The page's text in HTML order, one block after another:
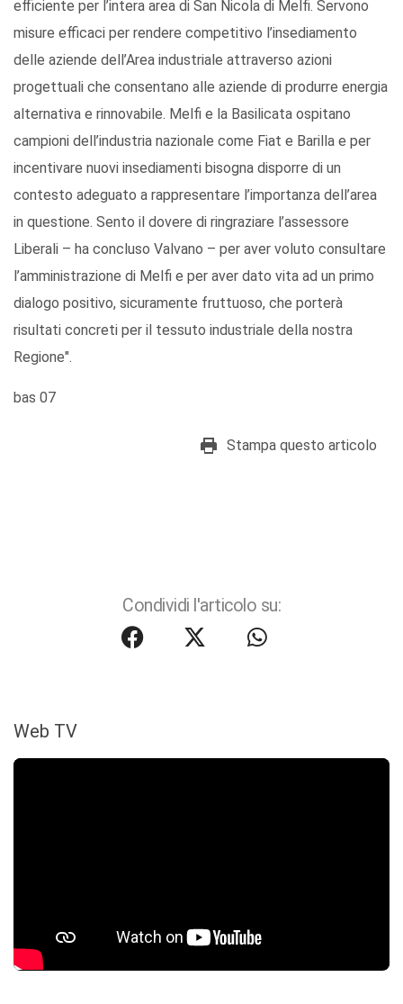
efficiente per l’intera area di San Nicola di Melfi. Servono
misure efficaci per rendere competitivo l’insediamento
delle aziende dell’Area industriale attraverso azioni
progettuali che consentano alle aziende di produrre energia
alternativa e rinnovabile. Melfi e la Basilicata ospitano
campioni dell’industria nazionale come Fiat e Barilla e per
incentivare nuovi insediamenti bisogna disporre di un
contesto adeguato a rappresentare l’importanza dell’area
in questione. Sento il dovere di ringraziare l’assessore
Liberali – ha concluso Valvano – per aver voluto consultare
l’amministrazione di Melfi e per aver dato vita ad un primo
dialogo positivo, sicuramente fruttuoso, che porterà
risultati concreti per il tessuto industriale della nostra
Regione".
bas 07
Stampa questo articolo
Condividi l'articolo su:
Web TV